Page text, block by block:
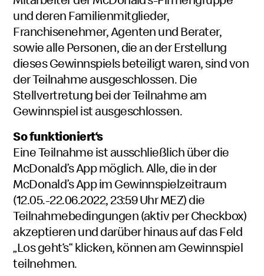
und deren Familienmitglieder,
Franchisenehmer, Agenten und Berater,
sowie alle Personen, die an der Erstellung
dieses Gewinnspiels beteiligt waren, sind von
der Teilnahme ausgeschlossen. Die
Stellvertretung bei der Teilnahme am
Gewinnspiel ist ausgeschlossen.
So funktioniert‘s
Eine Teilnahme ist ausschließlich über die
McDonald’s App möglich. Alle, die in der
McDonald’s App im Gewinnspielzeitraum
(12.05.-22.06.2022, 23:59 Uhr MEZ) die
Teilnahmebedingungen (aktiv per Checkbox)
akzeptieren und darüber hinaus auf das Feld
„Los geht‘s“ klicken, können am Gewinnspiel
teilnehmen.